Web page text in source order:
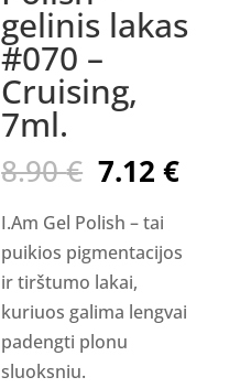
gelinis lakas
#070 –
Cruising,
7ml.
8.90€ Original
was:
8.90 €.
7.12€
I.Am Gel Polish – tai
puikios pigmentacijos
ir tirštumo lakai,
kuriuos galima lengvai
padengti plonu
sluoksniu.